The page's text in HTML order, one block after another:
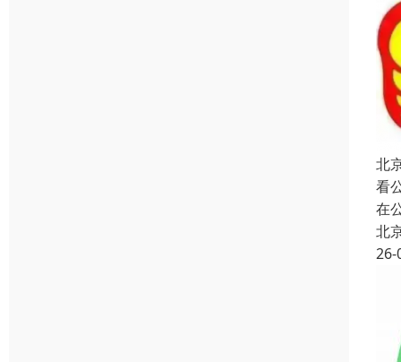
北
看
在
北
26-